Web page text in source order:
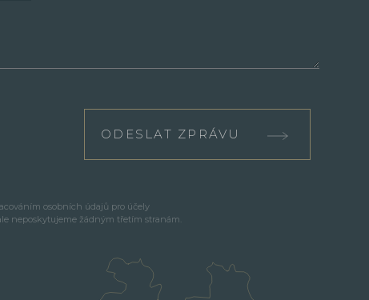
ODESLAT ZPRÁVU
osobních údajů pro účely
neposkytujeme žádným třetím stranám.